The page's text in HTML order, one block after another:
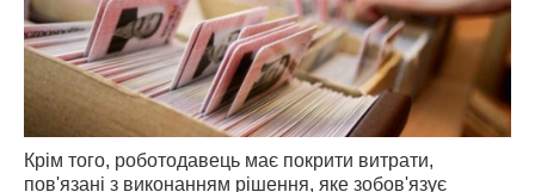
Крім того, роботодавець має покрити витрати,
пов'язані з виконанням рішення, яке зобов'язує